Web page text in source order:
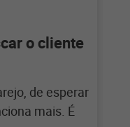
o cliente
de esperar
mais. É